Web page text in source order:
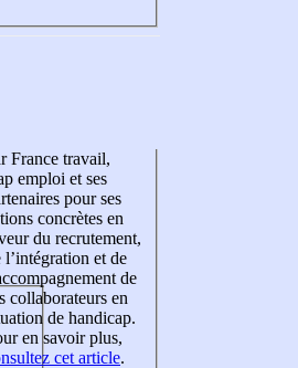
France travail,
emploi et ses
pour ses
concrètes en
du recrutement,
l’intégration et de
de
collaborateurs en
de handicap.
en savoir plus,
cet article.